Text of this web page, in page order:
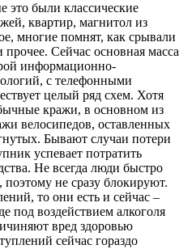
это были классические
квартир, магнитол из
многие помнят, как срывали
Сейчас основная масса
информационно-
с телефонными
целый ряд схем. Хотя
кражи, в основном из
велосипедов, оставленных
Бывают случаи потери
успевает потратить
Не всегда люди быстро
не сразу блокируют.
то они есть и сейчас –
под воздействием алкоголя
вред здоровью
сейчас гораздо